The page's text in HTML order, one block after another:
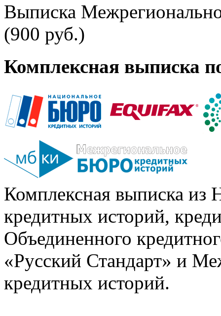
Выписка
(900 руб.)
Комплексная выписка
Комплексная выписка из
кредитных историй,
Объединенного
«Русский Стандарт» и
кредитных историй.